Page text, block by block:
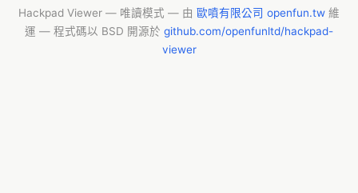
Hackpad Viewer — 唯讀模式 — 由 歐噴有限公司 openfun.tw 維
運 — 程式碼以 BSD 開源於 github.com/openfunltd/hackpad-
viewer